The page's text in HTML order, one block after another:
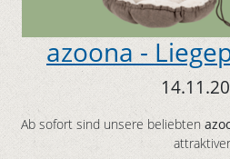
azoona -
Ab sofort sind unsere beliebten